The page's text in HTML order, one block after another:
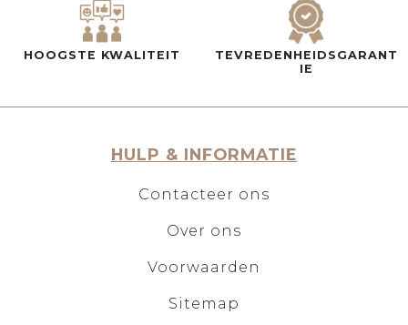
HOOGSTE KWALITEIT
TEVREDENHEIDSGARANT
IE
HULP & INFORMATIE
Contacteer ons
Over ons
Voorwaarden
Sitemap